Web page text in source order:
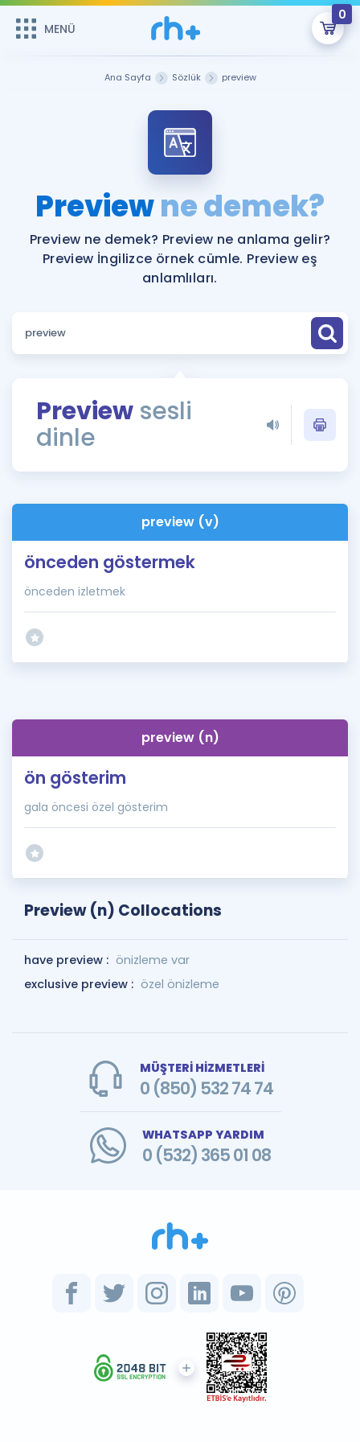
MENÜ
0
ÜYE DEĞİLİM
Sepetin Şu An Boş.
Remzi Hoca ile seni sınava hazırlayacak onlarca eğitim seni
bekliyor!
MENÜ
Faydalı Araçlar
Sözlük
Rehberlik Aracı
ÖSYM Sınav Takvimi
İngilizce Gramer
Hakkımızda
Ana Sayfa Sözlük preview
Previewne demek?
Preview ne demek? Preview ne anlama gelir?
Preview İngilizce örnek cümle. Preview eş
anlamlıları.
Preview sesli
dinle
preview (v)
önceden göstermek
önceden izletmek
preview (n)
ön gösterim
gala öncesi özel gösterim
Preview (n) Collocations
have preview : önizleme var
exclusive preview : özel önizleme
MÜŞTERİ HİZMETLERİ
0 (850) 532 74 74
WHATSAPP YARDIM
0 (532) 365 01 08